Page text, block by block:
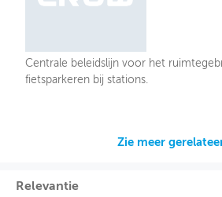
Centrale beleidslijn voor het
fietsparkeren bij stations.
Zie meer
Relevantie